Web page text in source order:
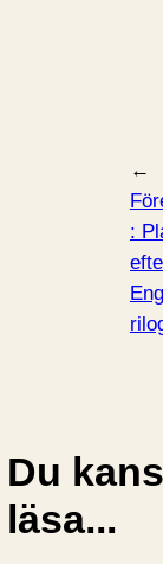
←
:
Du
läsa...